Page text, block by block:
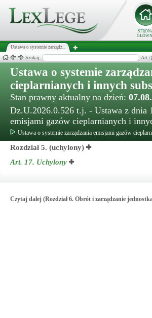
Ustawa o systemie zarządz...
Szukaj: Art./
Ustawa o systemie
cieplarnianych i innych
Stan prawny aktualny na dzień:
Dz.U.2026.0.526 t.j. - Ustawa z dnia
emisjami gazów cieplarnianych i
Ustawa o systemie zarządzania emisjami gazów
Rozdział 5. (uchylony)
Art. 17. Uchylony
Czytaj dalej (Rozdział 6. Obrót i zarządzanie